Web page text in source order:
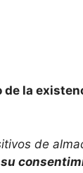
la
de